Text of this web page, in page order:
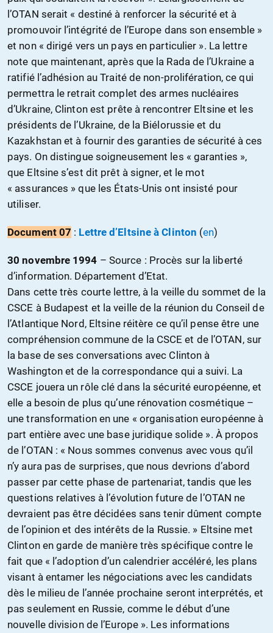
l’OTAN serait « destiné à renforcer la sécurité et à
promouvoir l’intégrité de l’Europe dans son ensemble »
et non « dirigé vers un pays en particulier ». La lettre
note que maintenant, après que la Rada de l’Ukraine a
ratifié l’adhésion au Traité de non-prolifération, ce qui
permettra le retrait complet des armes nucléaires
d’Ukraine, Clinton est prête à rencontrer Eltsine et les
présidents de l’Ukraine, de la Biélorussie et du
Kazakhstan et à fournir des garanties de sécurité à ces
pays. On distingue soigneusement les « garanties »,
que Eltsine s’est dit prêt à signer, et le mot
« assurances » que les États-Unis ont insisté pour
utiliser.
Document 07 : Lettre d’Eltsine à Clinton (en)
30 novembre 1994 – Source : Procès sur la liberté
d’information. Département d’Etat.
Dans cette très courte lettre, à la veille du sommet de la
CSCE à Budapest et la veille de la réunion du Conseil de
l’Atlantique Nord, Eltsine réitère ce qu’il pense être une
compréhension commune de la CSCE et de l’OTAN, sur
la base de ses conversations avec Clinton à
Washington et de la correspondance qui a suivi. La
CSCE jouera un rôle clé dans la sécurité européenne, et
elle a besoin de plus qu’une rénovation cosmétique –
une transformation en une « organisation européenne à
part entière avec une base juridique solide ». À propos
de l’OTAN : « Nous sommes convenus avec vous qu’il
n’y aura pas de surprises, que nous devrions d’abord
passer par cette phase de partenariat, tandis que les
questions relatives à l’évolution future de l’OTAN ne
devraient pas être décidées sans tenir dûment compte
de l’opinion et des intérêts de la Russie. » Eltsine met
Clinton en garde de manière très spécifique contre le
fait que « l’adoption d’un calendrier accéléré, les plans
visant à entamer les négociations avec les candidats
dès le milieu de l’année prochaine seront interprétés, et
pas seulement en Russie, comme le début d’une
nouvelle division de l’Europe ». Les informations